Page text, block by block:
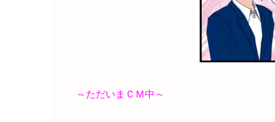
～ただいまＣＭ中～